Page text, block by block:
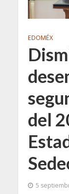
EDOMÉX
del
5